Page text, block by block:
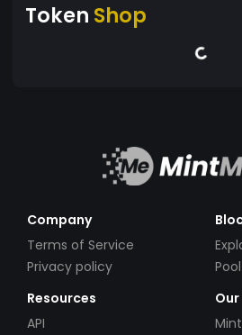
Token Shop
Company
Terms of Service
Privacy policy
Pool
Resources
API